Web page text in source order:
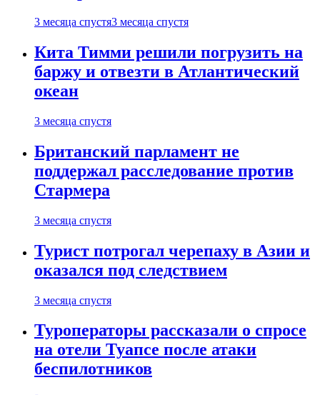
3 месяца спустя3 месяца спустя
Кита Тимми решили погрузить на
баржу и отвезти в Атлантический
океан
3 месяца спустя
Британский парламент не
поддержал расследование против
Стармера
3 месяца спустя
Турист потрогал черепаху в Азии и
оказался под следствием
3 месяца спустя
Туроператоры рассказали о спросе
на отели Туапсе после атаки
беспилотников